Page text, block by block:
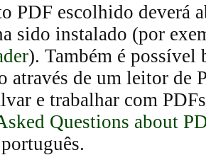
PDF escolhido deverá
sido instalado (por
). Também é possível
através de um leitor de
e trabalhar com
Questions about